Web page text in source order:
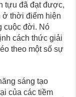
tựu đã đạt được,
ở thời điểm hiện
cuộc đời. Nó
cách thức giải
theo một số sự
sáng tạo
của các tiềm